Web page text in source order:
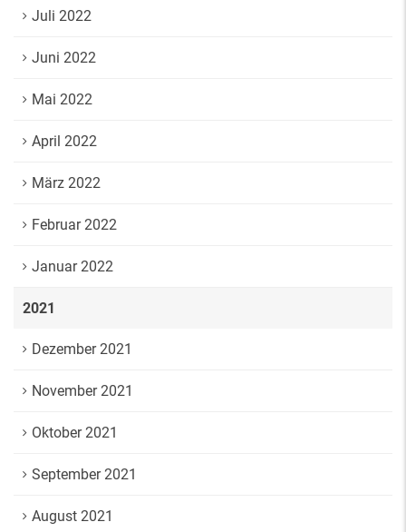
Juli 2022
Juni 2022
Mai 2022
April 2022
März 2022
Februar 2022
Januar 2022
2021
Dezember 2021
November 2021
Oktober 2021
September 2021
August 2021